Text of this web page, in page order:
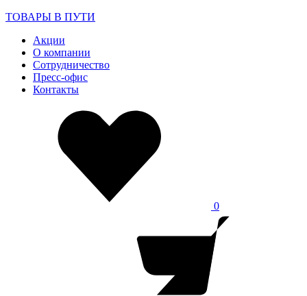
ТОВАРЫ В ПУТИ
Акции
О компании
Сотрудничество
Пресс-офис
Контакты
0